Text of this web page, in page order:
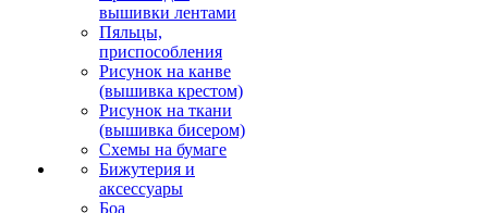
вышивки лентами
Пяльцы,
приспособления
Рисунок на канве
(вышивка крестом)
Рисунок на ткани
(вышивка бисером)
Схемы на бумаге
Бижутерия и
аксессуары
Боа